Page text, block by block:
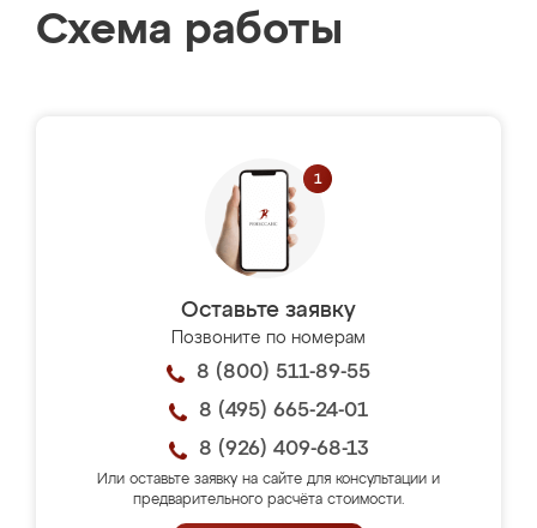
Схема работы
Оставьте заявку
Позвоните по номерам
8 (800) 511-89-55
8 (495) 665-24-01
8 (926) 409-68-13
Или оставьте заявку на сайте для консультации и
предварительного расчёта стоимости.